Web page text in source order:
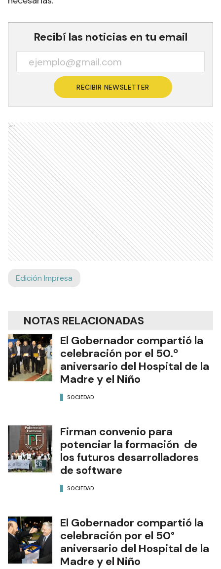
Recibí las noticias en tu email
RECIBIR NEWSLETTER
Ads
Edición Impresa
NOTAS RELACIONADAS
El Gobernador compartió la
celebración por el 50.º
aniversario del Hospital de la
Madre y el Niño
SOCIEDAD
Firman convenio para
potenciar la formación de
los futuros desarrolladores
de software
SOCIEDAD
El Gobernador compartió la
celebración por el 50°
aniversario del Hospital de la
Madre y el Niño